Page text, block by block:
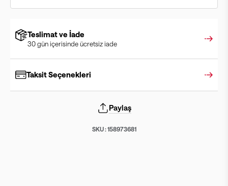
Teslimat ve İade
30 gün içerisinde ücretsiz iade
Taksit Seçenekleri
Paylaş
SKU :158973681